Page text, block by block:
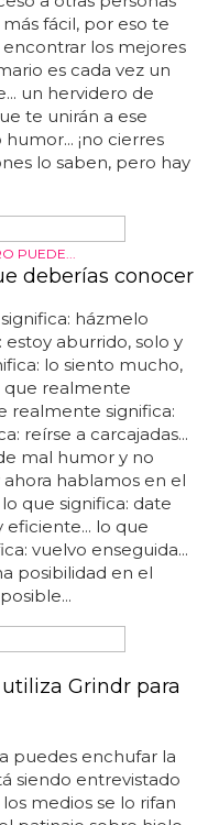
días: así reacciona
ligar ... viral: ¿cómo
le entra tocándole
que podría haber
un guiño, una
besos, para dejar
cortarse ni un pelo...
otro idioma para
de unos youtubers
y jonathan
los casi 4 millones
más de una
para ligar en las
de un uso
prácticas como el
de transmitir
poner la
salir de fiesta,